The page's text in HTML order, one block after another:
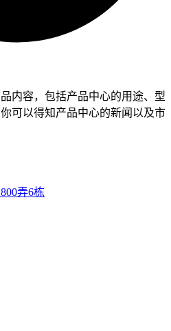
内容，包括产品中心的用途、型
可以得知产品中心的新闻以及市
弄6栋